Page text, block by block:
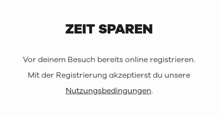
ZEIT SPAREN
Vor deinem Besuch bereits online registrieren.
Mit der Registrierung akzeptierst du unsere
Nutzungsbedingungen.